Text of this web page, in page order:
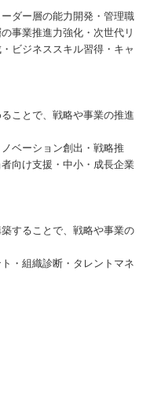
ダー層の能力開発・管理職
事業推進力強化・次世代リ
ビジネススキル習得・キャ
ことで、戦略や事業の推進
ベーション創出・戦略推
向け支援・中小・成長企業
することで、戦略や事業の
・組織診断・タレントマネ